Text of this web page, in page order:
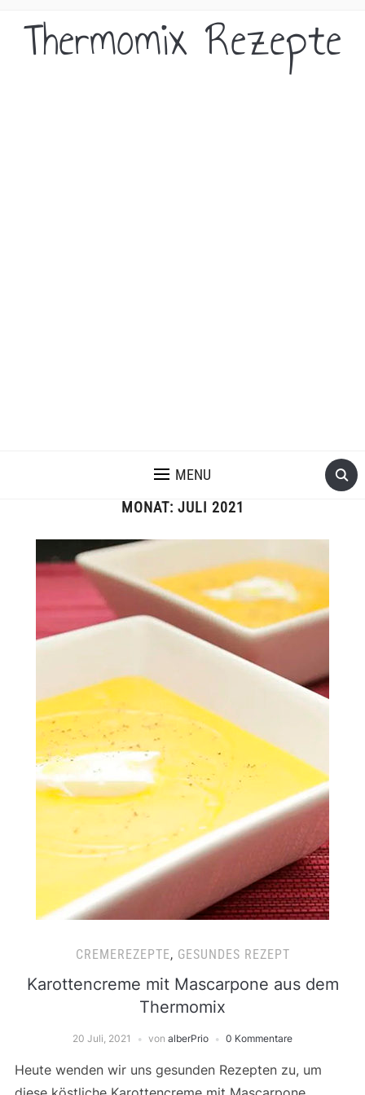
Thermomix Rezepte
MENU
MONAT: JULI 2021
CREMEREZEPTE, GESUNDES REZEPT
Karottencreme mit Mascarpone aus dem
Thermomix
20 Juli, 2021 von alberPrio 0 Kommentare
Heute wenden wir uns gesunden Rezepten zu, um